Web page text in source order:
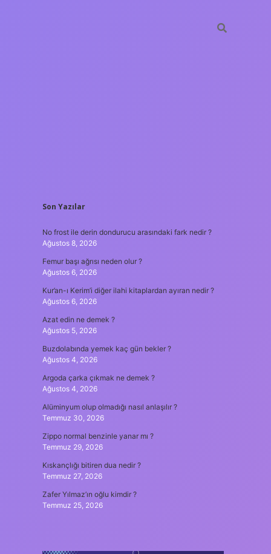
SIDEBAR
Son Yazılar
No frost ile derin dondurucu arasındaki fark nedir ?
Ağustos 8, 2026
Femur başı ağrısı neden olur ?
Ağustos 6, 2026
Kur’an-ı Kerim’i diğer ilahi kitaplardan ayıran nedir ?
Ağustos 6, 2026
Azat edin ne demek ?
Ağustos 5, 2026
Buzdolabında yemek kaç gün bekler ?
Ağustos 4, 2026
Argoda çarka çıkmak ne demek ?
Ağustos 4, 2026
Alüminyum olup olmadığı nasıl anlaşılır ?
Temmuz 30, 2026
Zippo normal benzinle yanar mı ?
Temmuz 29, 2026
Kıskançlığı bitiren dua nedir ?
Temmuz 27, 2026
Zafer Yılmaz’ın oğlu kimdir ?
Temmuz 25, 2026